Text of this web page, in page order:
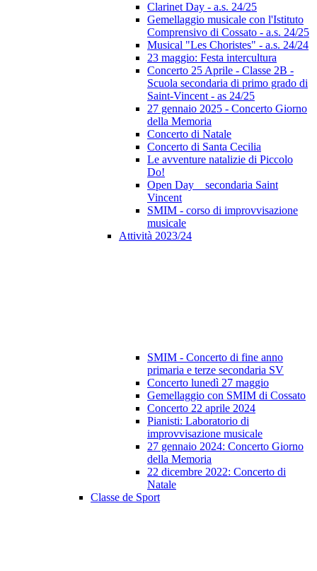
Clarinet Day - a.s. 24/25
Gemellaggio musicale con l'Istituto
Comprensivo di Cossato - a.s. 24/25
Musical "Les Choristes" - a.s. 24/24
23 maggio: Festa intercultura
Concerto 25 Aprile - Classe 2B -
Scuola secondaria di primo grado di
Saint-Vincent - as 24/25
27 gennaio 2025 - Concerto Giorno
della Memoria
Concerto di Natale
Concerto di Santa Cecilia
Le avventure natalizie di Piccolo
Do!
Open Day _ secondaria Saint
Vincent
SMIM - corso di improvvisazione
musicale
Attività 2023/24
SMIM - Concerto di fine anno
primaria e terze secondaria SV
Concerto lunedì 27 maggio
Gemellaggio con SMIM di Cossato
Concerto 22 aprile 2024
Pianisti: Laboratorio di
improvvisazione musicale
27 gennaio 2024: Concerto Giorno
della Memoria
22 dicembre 2022: Concerto di
Natale
Classe de Sport